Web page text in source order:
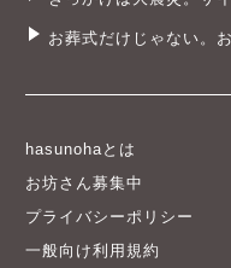
お葬式だけじゃない。
hasunohaとは
お坊さん募集中
プライバシーポリシー
一般向け利用規約